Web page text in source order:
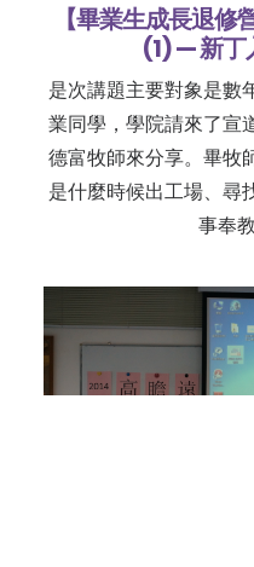
【畢業生成長退
(1) — 新丁
是次講題主要對象是數
業同學，學院請來了宣
德富牧師來分享。畢牧
是什麼時候出工場、尋
事奉